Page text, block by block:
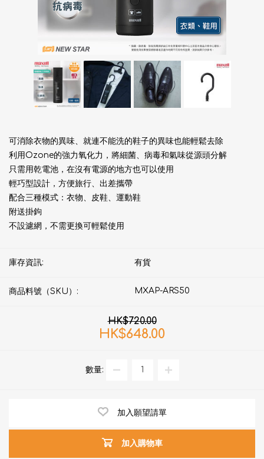
可消除衣物的異味、就連不能洗的鞋子的異味也能輕鬆去除​
利用Ozone的強力氧化力，將細菌、病毒和氣味從源頭分解
只需用乾電池，在沒有電源的地方也可以使用
輕巧型設計，方便旅行、出差攜帶
配合三種模式：衣物、皮鞋、運動鞋
附送掛鉤
不設濾網，不需更換可輕鬆使用
庫存資訊: 有貨
商品料號（SKU）: MXAP-ARS50
HK$720.00
HK$648.00
數量:
加入願望請單
加入購物車